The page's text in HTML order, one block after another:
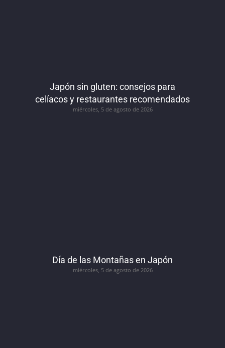
Japón sin gluten: consejos para
celíacos y restaurantes recomendados
miércoles, 5 de agosto de 2026
Día de las Montañas en Japón
miércoles, 5 de agosto de 2026